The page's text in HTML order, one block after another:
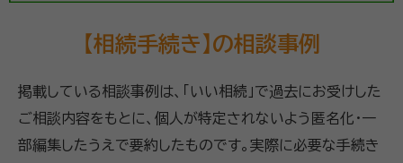
【相続手続き】の相談事例
掲載している相談事例は、「いい相続」で過去にお受けした
ご相談内容をもとに、個人が特定されないよう匿名化・一
部編集したうえで要約したものです。実際に必要な手続き